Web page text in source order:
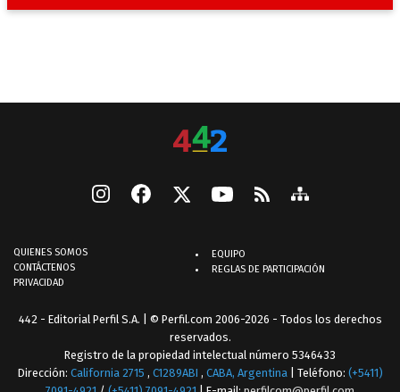
QUIENES SOMOS
CONTÁCTENOS
PRIVACIDAD
EQUIPO
REGLAS DE PARTICIPACIÓN
442 - Editorial Perfil S.A. | © Perfil.com 2006-2026 - Todos los derechos
reservados.
Registro de la propiedad intelectual número 5346433
Dirección: California 2715 , C1289ABI , CABA, Argentina | Teléfono: (+5411)